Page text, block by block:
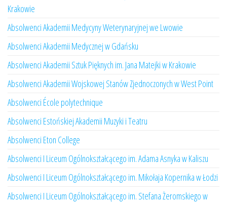
Krakowie
Absolwenci Akademii Medycyny Weterynaryjnej we Lwowie
Absolwenci Akademii Medycznej w Gdańsku
Absolwenci Akademii Sztuk Pięknych im. Jana Matejki w Krakowie
Absolwenci Akademii Wojskowej Stanów Zjednoczonych w West Point
Absolwenci École polytechnique
Absolwenci Estońskiej Akademii Muzyki i Teatru
Absolwenci Eton College
Absolwenci I Liceum Ogólnokształcącego im. Adama Asnyka w Kaliszu
Absolwenci I Liceum Ogólnokształcącego im. Mikołaja Kopernika w Łodzi
Absolwenci I Liceum Ogólnokształcącego im. Stefana Żeromskiego w